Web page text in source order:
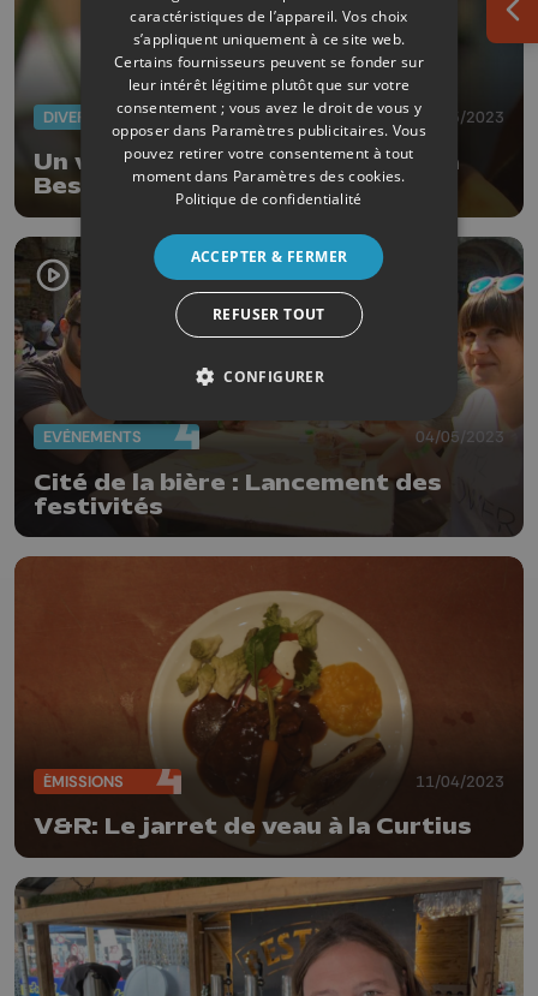
DIVERS 19/05/2023
Un vent d'exotisme souffle sur la
Bestiale
EVÈNEMENTS 04/05/2023
Cité de la bière : Lancement des
festivités
ÉMISSIONS 11/04/2023
V&R: Le jarret de veau à la Curtius
caractéristiques de l’appareil. Vos choix
s’appliquent uniquement à ce site web.
Certains fournisseurs peuvent se fonder sur
leur intérêt légitime plutôt que sur votre
consentement ; vous avez le droit de vous y
opposer dans Paramètres publicitaires. Vous
pouvez retirer votre consentement à tout
moment dans Paramètres des cookies.
Politique de confidentialité
ACCEPTER & FERMER
REFUSER TOUT
CONFIGURER